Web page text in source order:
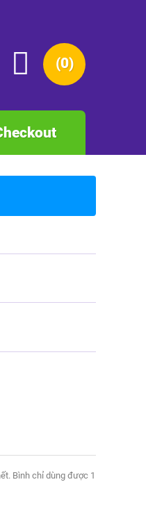
(0)
Bình chỉ dùng được 1